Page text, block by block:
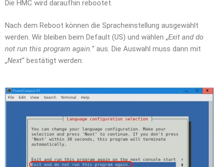
Die HMC wird daraufhin rebootet.
Nach dem Reboot können die Spracheinstellung ausgewählt
werden. Wir bleiben beim Default (US) und wählen „Exit and do
not run this program again.“ aus. Die Auswahl muss dann mit
„Next“ bestätigt werden: